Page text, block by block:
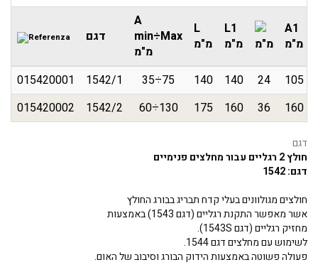
דגם
A
min÷Max
מ"מ
L
מ"מ
L1
מ"מ
מ"מ
A1
מ"מ
015420001 1542/1 35÷75 140 140 24
105
015420002
1542/2 60÷130 175 160 36 160
דגם
חולץ 2 רגליים עבור מחלצים פנימיים
דגם: 1542
חולצים מגולוונים בעלי קדח תבריג בבורג החולץ
אשר מאפשר התקנת רגליים (דגם 1543) באמצעות
מחזיק רגליים (דגם 1543S).
לשימוש עם מחלצים דגם 1544.
פעולה פשוטה באמצעות הידוק הבורג וסיבוב של האום.